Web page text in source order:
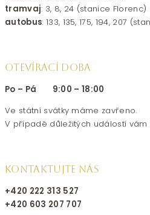
tramvaj: 3, 8, 24 (stanice Florenc)
autobus: 133, 135, 175, 194, 207
OTEVÍRACÍ DOBA
Po – Pá 9:00 – 18:00
Ve státní svátky máme zavřeno.
V případě důležitých událostí
KONTAKTUJTE NÁS
+420 222 313 527
+420 603 207 707